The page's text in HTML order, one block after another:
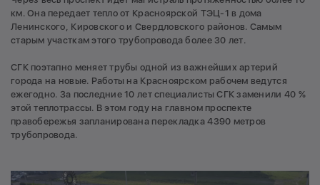
км. Она передает тепло от Красноярской ТЭЦ-1 в дома
Ленинского, Кировского и Свердловского районов. Самым
старым участкам этого трубопровода более 30 лет.
СГК поэтапно меняет трубы одной из важнейших артерий
города на новые. Работы на Красноярском рабочем ведутся
ежегодно. За последние 10 лет специалисты СГК заменили 40 %
этой теплотрассы. В этом году на главном проспекте
правобережья запланирована перекладка 4390 метров
трубопровода.